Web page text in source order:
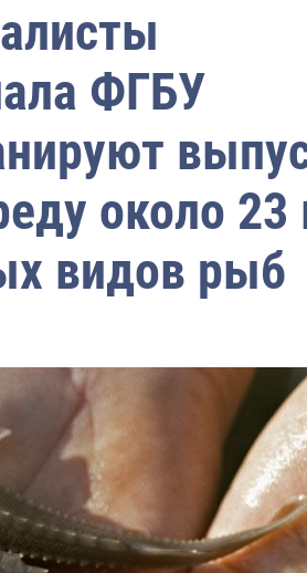
ФГБУ
около
видов рыб